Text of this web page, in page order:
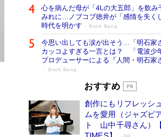
心を病んだ母が「4Lの大五郎」を飲み
みれに…ノブコブ徳井が「感情を失く
時代を明かす
Book Bang
今思い出しても涙が出そう…「明石家
カッコよすぎる一言とは？ 「電波少
プロデューサーによる『人間・明石家
Book Bang
「宇宙兄弟」最終46巻がベストセ
物語に幕 特装版には「宇宙で描
ンガ」も収録
Book Bang
美輪明宏 晩年の回答を集めた『ほほ
おすすめ
創作にもリフレッシ
ムを愛用（ジャズピ
ト 山中千尋さん）